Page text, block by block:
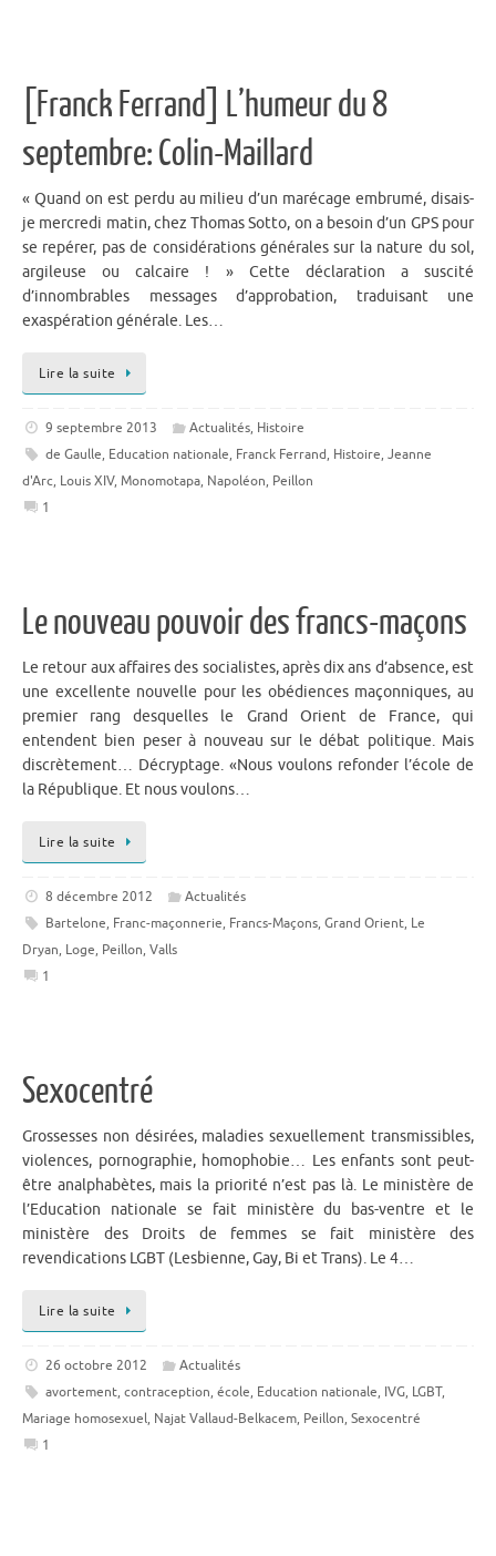
[Franck Ferrand] L’humeur du 8
septembre: Colin-Maillard
« Quand on est perdu au milieu d’un marécage embrumé, disais-
je mercredi matin, chez Thomas Sotto, on a besoin d’un GPS pour
se repérer, pas de considérations générales sur la nature du sol,
argileuse ou calcaire ! » Cette déclaration a suscité
d’innombrables messages d’approbation, traduisant une
exaspération générale. Les…
Lire la suite
9 septembre 2013 Actualités, Histoire
de Gaulle, Education nationale, Franck Ferrand, Histoire, Jeanne
d'Arc, Louis XIV, Monomotapa, Napoléon, Peillon
1
Le nouveau pouvoir des francs-maçons
Le retour aux affaires des socialistes, après dix ans d’absence, est
une excellente nouvelle pour les obédiences maçonniques, au
premier rang desquelles le Grand Orient de France, qui
entendent bien peser à nouveau sur le débat politique. Mais
discrètement… Décryptage. «Nous voulons refonder l’école de
la République. Et nous voulons…
Lire la suite
8 décembre 2012
Actualités
Bartelone, Franc-maçonnerie, Francs-Maçons, Grand Orient, Le
Dryan, Loge, Peillon, Valls
1
Sexocentré
Grossesses non désirées, maladies sexuellement transmissibles,
violences, pornographie, homophobie… Les enfants sont peut-
être analphabètes, mais la priorité n’est pas là. Le ministère de
l’Education nationale se fait ministère du bas-ventre et le
ministère des Droits de femmes se fait ministère des
revendications LGBT (Lesbienne, Gay, Bi et Trans). Le 4…
Lire la suite
26 octobre 2012
Actualités
avortement, contraception, école, Education nationale, IVG, LGBT,
Mariage homosexuel, Najat Vallaud-Belkacem, Peillon, Sexocentré
1